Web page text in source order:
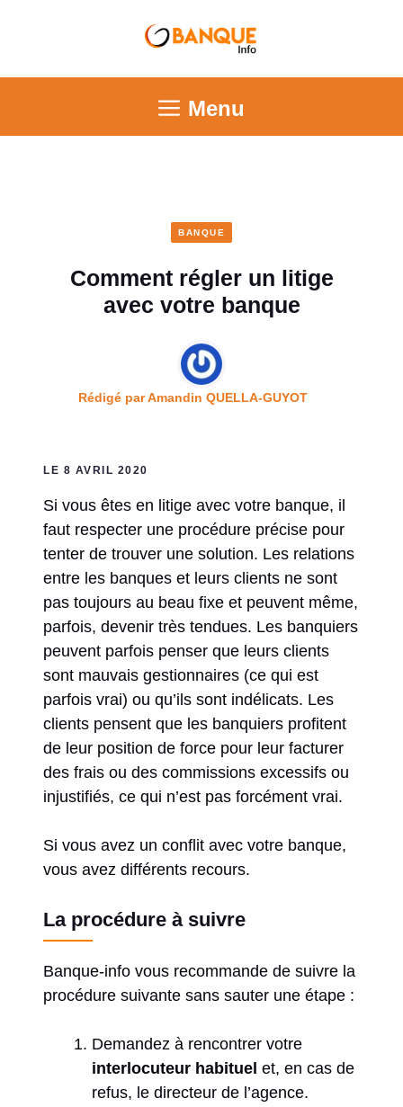
Menu
BANQUE
Comment régler un litige
avec votre banque
Rédigé parAmandin QUELLA-GUYOT
LE 8 AVRIL 2020
Si vous êtes en litige avec votre banque, il
faut respecter une procédure précise pour
tenter de trouver une solution. Les relations
entre les banques et leurs clients ne sont
pas toujours au beau fixe et peuvent même,
parfois, devenir très tendues. Les banquiers
peuvent parfois penser que leurs clients
sont mauvais gestionnaires (ce qui est
parfois vrai) ou qu’ils sont indélicats. Les
clients pensent que les banquiers profitent
de leur position de force pour leur facturer
des frais ou des commissions excessifs ou
injustifiés, ce qui n’est pas forcément vrai.
Si vous avez un conflit avec votre banque,
vous avez différents recours.
La procédure à suivre
Banque-info vous recommande de suivre la
procédure suivante sans sauter une étape :
Demandez à rencontrer votre
interlocuteur habituel et, en cas de
refus, le directeur de l’agence.